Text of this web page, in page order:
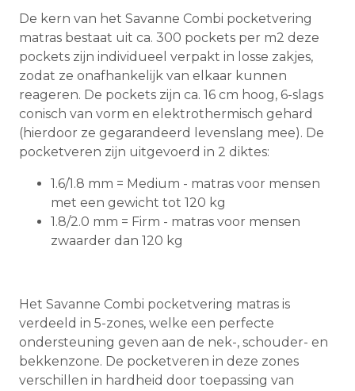
De kern van het Savanne Combi pocketvering
matras bestaat uit ca. 300 pockets per m2 deze
pockets zijn individueel verpakt in losse zakjes,
zodat ze onafhankelijk van elkaar kunnen
reageren. De pockets zijn ca. 16 cm hoog, 6-slags
conisch van vorm en elektrothermisch gehard
(hierdoor ze gegarandeerd levenslang mee). De
pocketveren zijn uitgevoerd in 2 diktes:
1.6/1.8 mm = Medium - matras voor mensen
met een gewicht tot 120 kg
1.8/2.0 mm = Firm - matras voor mensen
zwaarder dan 120 kg
Het Savanne Combi pocketvering matras is
verdeeld in 5-zones, welke een perfecte
ondersteuning geven aan de nek-, schouder- en
bekkenzone. De pocketveren in deze zones
verschillen in hardheid door toepassing van